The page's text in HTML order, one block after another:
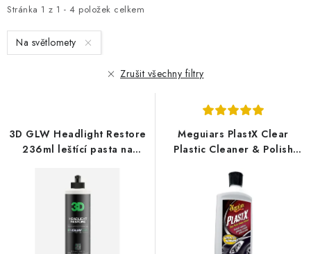
i
s
p
u
Stránka 1 z 1 - 4 položek celkem
e
n
í
d
Na světlomety
Zrušit všechny filtry
3D GLW Headlight Restore
236ml leštící pasta na
Meguiars PlastX Clear
Plastic Cleaner & Polish
plasty